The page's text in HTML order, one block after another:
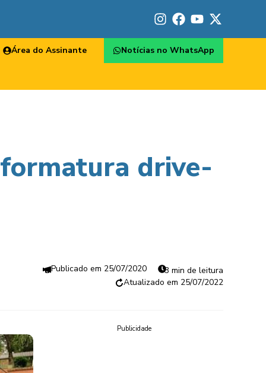
Área do Assinante Notícias no WhatsApp
drive-
25/07/2020
3 min de leitura
25/07/2022
Publicidade